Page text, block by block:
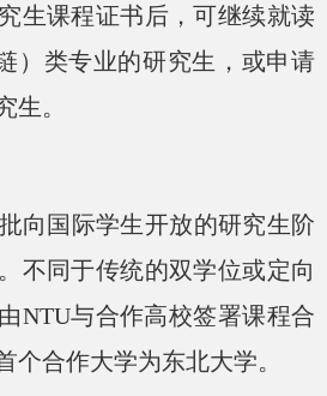
生课程证书后，可继续就读
）类专业的研究生，或申请
生。
向国际学生开放的研究生阶
不同于传统的双学位或定向
NTU与合作高校签署课程合
个合作大学为东北大学。